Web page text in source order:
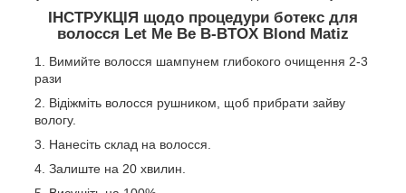
ІНСТРУКЦІЯ щодо процедури ботекс для
волосся Let Me Be B-BTOX Blond Matiz
Вимийте волосся шампунем глибокого очищення 2-3
рази
Відіжміть волосся рушником, щоб прибрати зайву
вологу.
Нанесіть склад на волосся.
Залиште на 20 хвилин.